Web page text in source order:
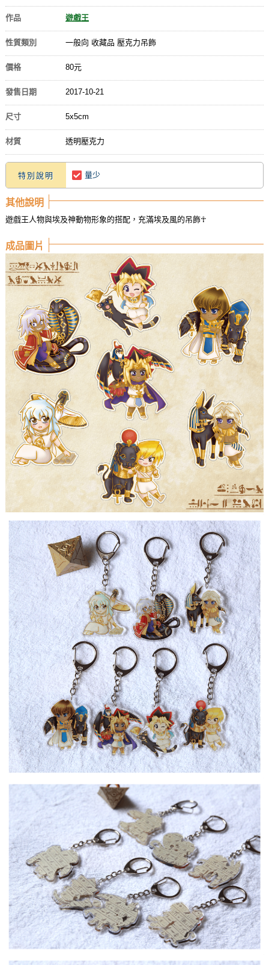
作品 遊戲王
性質類別 一般向 收藏品 壓克力吊飾
價格 80元
發售日期 2017-10-21
尺寸 5x5cm
材質 透明壓克力
特別說明 量少
其他說明
遊戲王人物與埃及神動物形象的搭配，充滿埃及風的吊飾☥
成品圖片